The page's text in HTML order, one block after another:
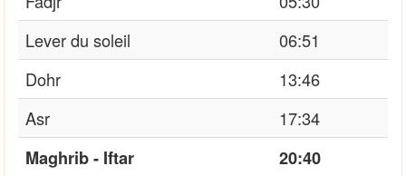
Lever du soleil
06:51
Dohr
13:46
Asr
17:34
Maghrib - Iftar
20:40